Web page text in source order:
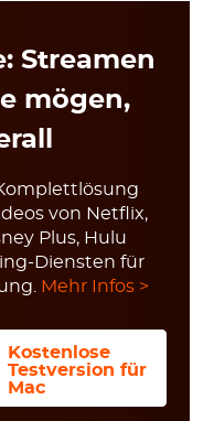
Streamen
mögen,
von Netflix,
Plus, Hulu
Diensten für
Mehr Infos >
Kostenlose
Testversion für
Mac